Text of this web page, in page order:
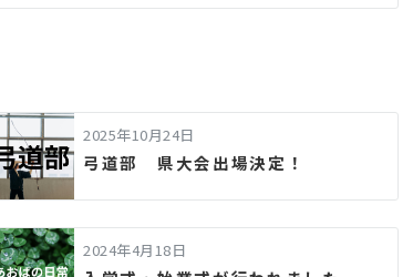
2025年10月24日
弓道部 県大会出場決定！
2024年4月18日